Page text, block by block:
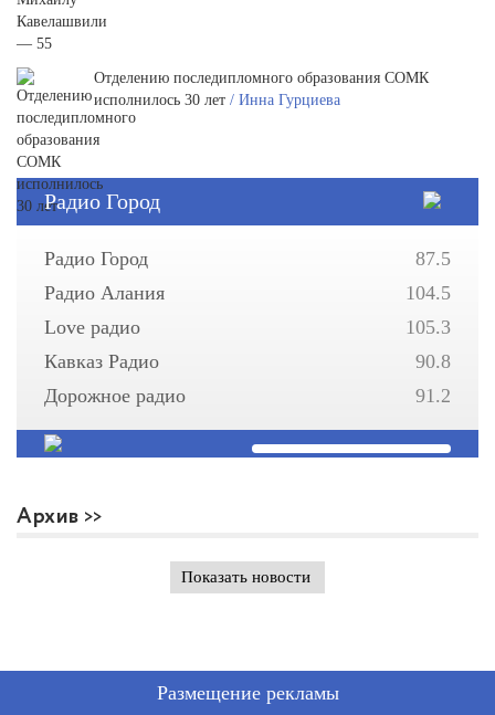
Отделению последипломного образования СОМК
исполнилось 30 лет / Инна Гурциева
Радио Город
Радио Город
87.5
Радио Алания
104.5
Love радио
105.3
Кавказ Радио
90.8
Дорожное радио
91.2
Архив
Показать новости
Размещение рекламы